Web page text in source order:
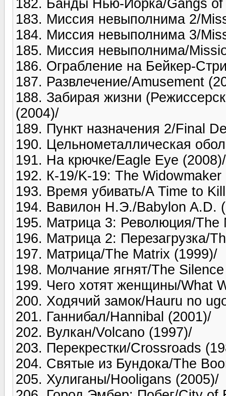
182. Банды Нью-Йорка/Gangs of
183. Миссия невыполнима 2/
184. Миссия невыполнима 3/
185. Миссия невыполнима/
186. Ограбление на Бейкер-
187. Развлечение/Amusement
188. Забирая жизни
(2004)/
189. Пункт назначения 2/Final
190. Цельнометаллическая
191. На крючке/Eagle Eye (2008)/
192. К-19/K-19: The Widowmaker
193. Время убивать/A Time to
194. Вавилон Н.Э./Babylon A.D.
195. Матрица 3: Революция/The
196. Матрица 2: Перезагрузка/
197. Матрица/The Matrix (1999)/
198. Молчание ягнят/The
199. Чего хотят женщины/What
200. Ходячий замок/Hauru no
201. Ганнибал/Hannibal (2001)/
202. Вулкан/Volcano (1997)/
203. Перекрестки/Crossroads
204. Святые из Бундока/The
205. Хулиганы/Hooligans (2005)/